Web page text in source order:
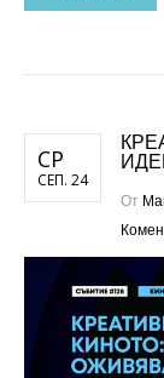
СР
СЕП. 24
От